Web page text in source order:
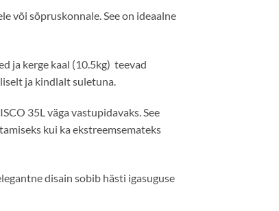
või sõpruskonnale. See on ideaalne
ja kerge kaal (10.5kg) teevad
ja kindlalt suletuna.
35L väga vastupidavaks. See
kui ka ekstreemsemateks
disain sobib hästi igasuguse